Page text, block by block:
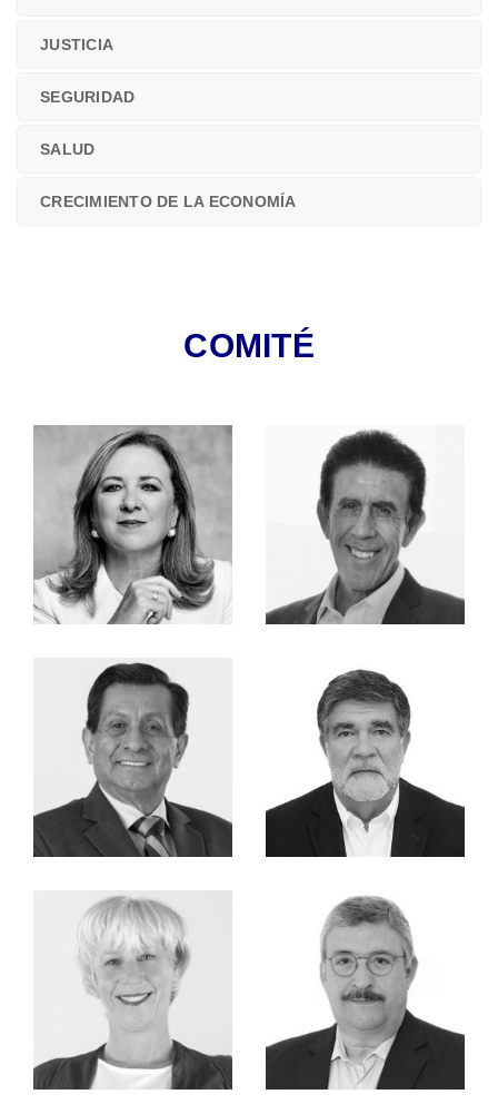
JUSTICIA
SEGURIDAD
SALUD
CRECIMIENTO DE LA ECONOMÍA
COMITÉ